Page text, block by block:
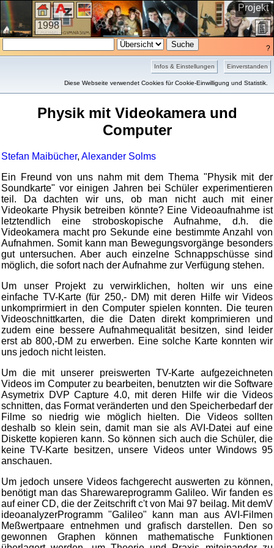
Einverstanden
Infos & Einstellungen
Diese Webseite verwendet Cookies für Cookie-Einwilligung und Statistik.
Projekt
1998
?
Kurzfassung
Physik mit Videokamera und
Computer
Stefan Maibücher, Alexander Solms
Ein Freund von uns nahm mit dem Thema "Physik mit der
Soundkarte" vor einigen Jahren bei Schüler experimentieren
teil. Da dachten wir uns, ob man nicht auch mit einer
Videokarte Physik betreiben könnte? Eine Videoaufnahme ist
letztendlich eine stroboskopische Aufnahme, d.h. die
Videokamera macht pro Sekunde eine bestimmte Anzahl von
Aufnahmen. Somit kann man Bewegungsvorgänge besonders
gut untersuchen. Aber auch einzelne Schnappschüsse sind
möglich, die sofort nach der Aufnahme zur Verfügung stehen.
Um unser Projekt zu verwirklichen, holten wir uns eine
einfache TV-Karte (für 250,- DM) mit deren Hilfe wir Videos
unkomprirmiert in den Computer spielen konnten. Die teuren
Videoschnittkarten, die die Daten direkt komprimieren und
zudem eine bessere Aufnahmequalität besitzen, sind leider
erst ab 800,-DM zu erwerben. Eine solche Karte konnten wir
uns jedoch nicht leisten.
Um die mit unserer preiswerten TV-Karte aufgezeichneten
Videos im Computer zu bearbeiten, benutzten wir die Software
Asymetrix DVP Capture 4.0, mit deren Hilfe wir die Videos
schnitten, das Format veränderten und den Speicherbedarf der
Filme so niedrig wie möglich hielten. Die Videos sollten
deshalb so klein sein, damit man sie als AVI-Datei auf eine
Diskette kopieren kann. So können sich auch die Schüler, die
keine TV-Karte besitzen, unsere Videos unter Windows 95
anschauen.
Um jedoch unsere Videos fachgerecht auswerten zu können,
benötigt man das Sharewareprogramm Galileo. Wir fanden es
auf einer CD, die der Zeitschrift c't von Mai 97 beilag. Mit demV
ideoanalyzerProgramm "Galileo" kann man aus AVI-Filmen
Meßwertpaare entnehmen und grafisch darstellen. Den so
gewonnen Graphen können mathematische Funktionen